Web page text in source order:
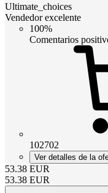
Ultimate_choices
Vendedor excelente
100%
Comentarios
102702
Ver detalles de la
53.38 EUR
53.38 EUR